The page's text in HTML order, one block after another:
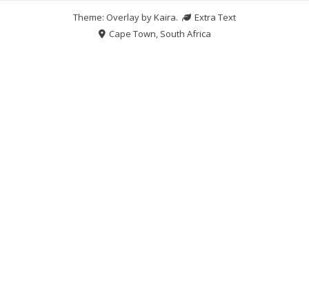
Theme: Overlay byKaira.
Extra Text
Cape Town, South Africa